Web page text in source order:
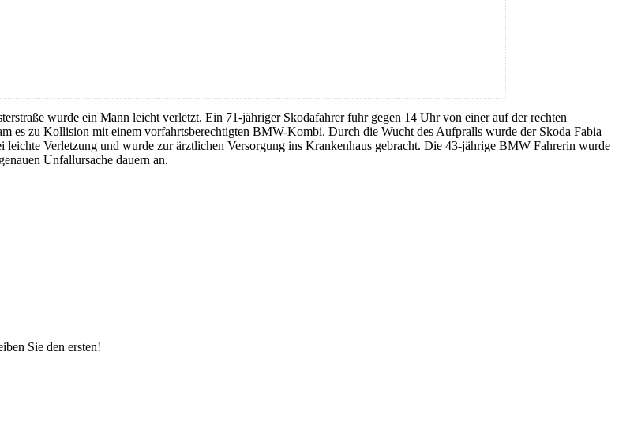
wurde ein Mann leicht verletzt. Ein 71-jähriger Skodafahrer fuhr gegen 14 Uhr von einer auf der rechten
es zu Kollision mit einem vorfahrtsberechtigten BMW-Kombi. Durch die Wucht des Aufpralls wurde der Skoda Fabia
Verletzung und wurde zur ärztlichen Versorgung ins Krankenhaus gebracht. Die 43-jährige BMW Fahrerin wurde
Unfallursache dauern an.
Sie den ersten!